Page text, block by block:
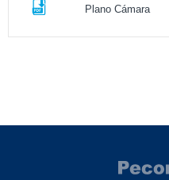
Plano Cámara